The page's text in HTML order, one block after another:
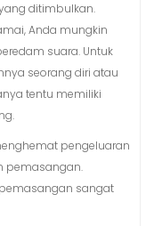
ditimbulkan.
Anda mungkin
suara. Untuk
seorang diri atau
tentu memiliki
pengeluaran
pemasangan.
sangat